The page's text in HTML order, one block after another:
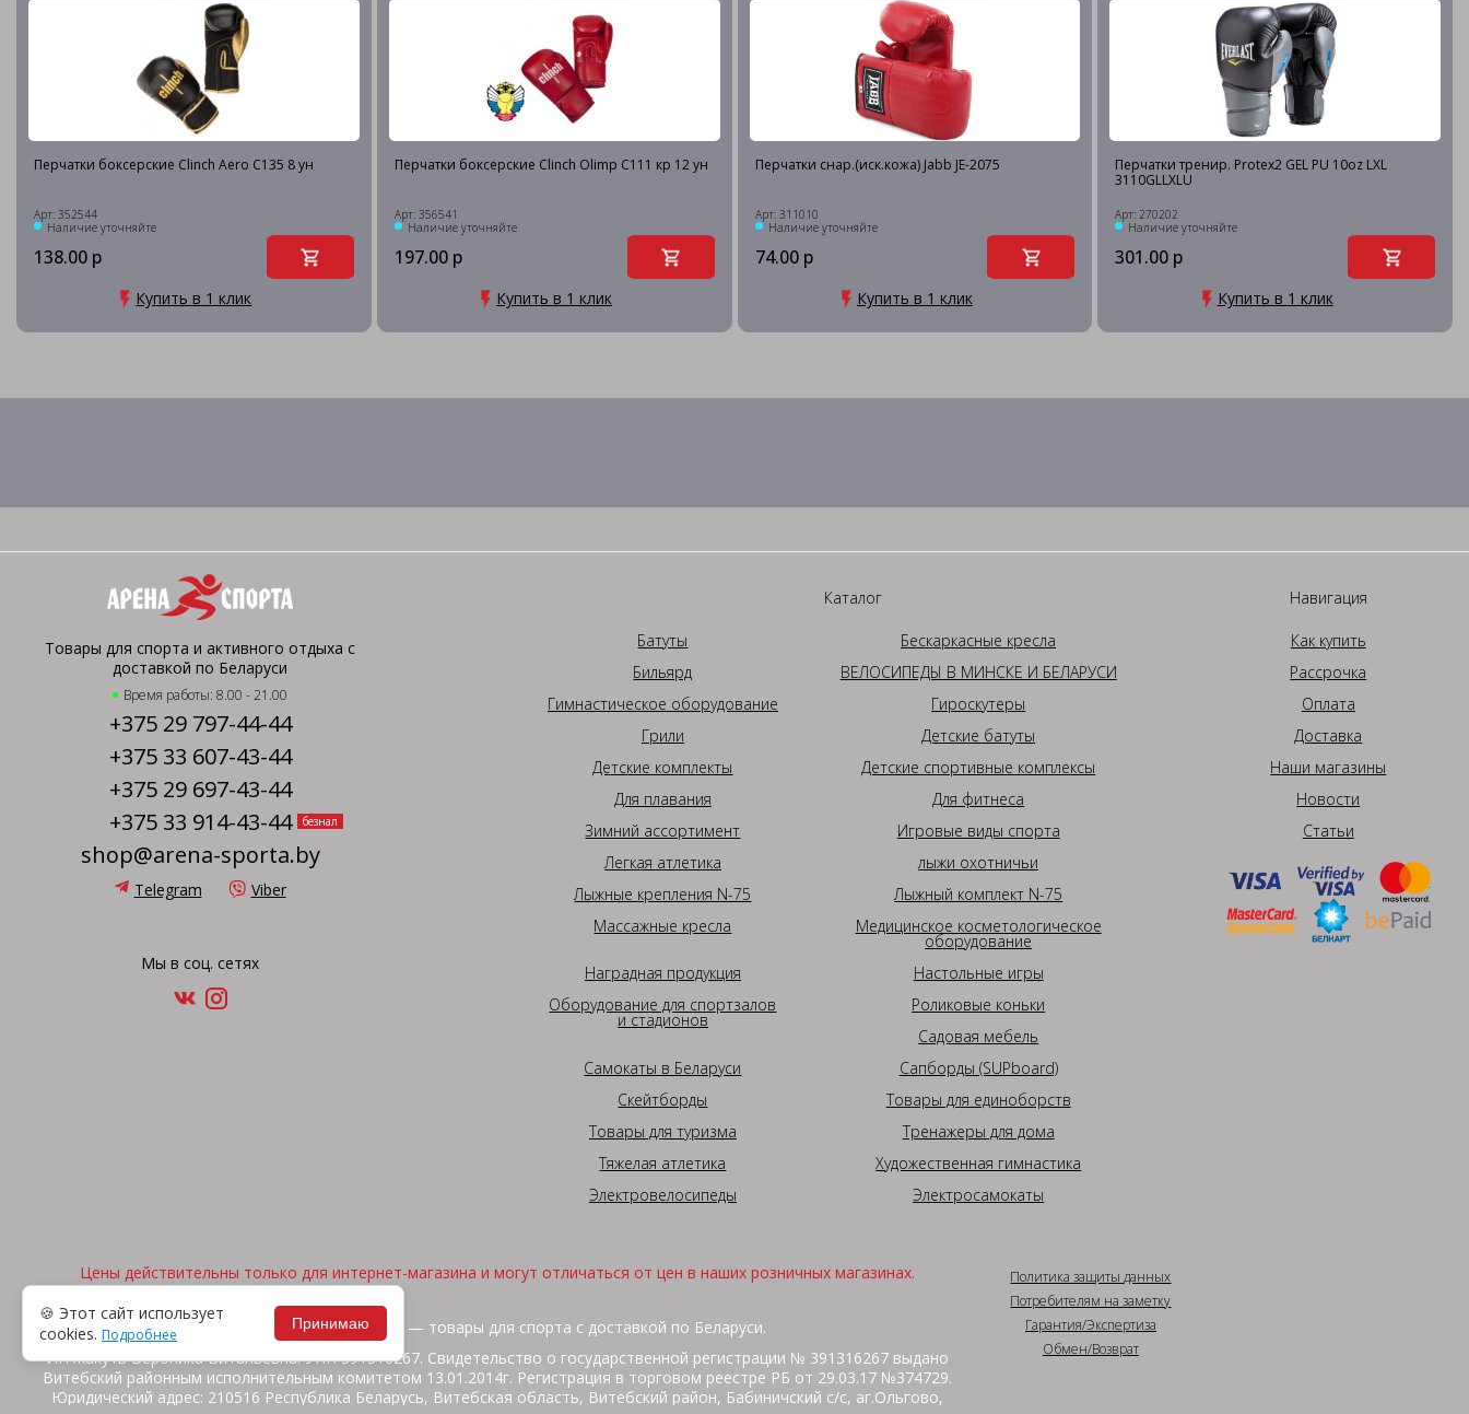
Перчатки боксерские Clinch Aero C135 8 ун
Арт: 352544
Наличие уточняйте
138.00 р
Купить в 1 клик
Перчатки боксерские Clinch Olimp C111 кр 12 ун
Арт: 356541
Наличие уточняйте
197.00 р
Купить в 1 клик
Перчатки снар.(иск.кожа) Jabb JE-2075
Арт: 311010
Наличие уточняйте
74.00 р
Купить в 1 клик
Перчатки тренир. Protex2 GEL PU 10oz LXL
3110GLLXLU
Арт: 270202
Наличие уточняйте
301.00 р
Купить в 1 клик
Товары для спорта и активного отдыха с
доставкой по Беларуси
Время работы: 8.00 - 21.00
+375 29 797-44-44
+375 33 607-43-44
+375 29 697-43-44
+375 33 914-43-44
безнал
shop@arena-sporta.by
Telegram Viber
Мы в соц. сетях
Каталог
Батуты
Бескаркасные кресла
Бильярд
ВЕЛОСИПЕДЫ В МИНСКЕ И БЕЛАРУСИ
Гимнастическое оборудование
Гироскутеры
Грили
Детские батуты
Детские комплекты
Детские спортивные комплексы
Для плавания
Для фитнеса
Зимний ассортимент
Игровые виды спорта
Легкая атлетика
лыжи охотничьи
Лыжные крепления N-75
Лыжный комплект N-75
Массажные кресла
Медицинское косметологическое
оборудование
Наградная продукция
Настольные игры
Оборудование для спортзалов
и стадионов
Роликовые коньки
Садовая мебель
Самокаты в Беларуси
Сапборды (SUPboard)
Скейтборды
Товары для единоборств
Товары для туризма
Тренажеры для дома
Тяжелая атлетика
Художественная гимнастика
Электровелосипеды
Электросамокаты
Навигация
Как купить
Рассрочка
Оплата
Доставка
Наши магазины
Новости
Статьи
Цены действительны только для интернет-магазина и могут отличаться от цен в наших розничных магазинах.
2026, © "Арена спорта" — товары для спорта с доставкой по Беларуси.
ИП Жакуть Вероника Витальевна. УНП 391316267. Свидетельство о государственной регистрации № 391316267 выдано
Витебский районным исполнительным комитетом 13.01.2014г. Регистрация в торговом реестре РБ от 29.03.17 №374729.
Юридический адрес: 210516 Республика Беларусь, Витебская область, Витебский район, Бабиничский с/с, аг.Ольгово,
Политика защиты данных
Потребителям на заметку
Гарантия/Экспертиза
Обмен/Возврат
🍪 Этот сайт использует
cookies. Подробнее
Принимаю